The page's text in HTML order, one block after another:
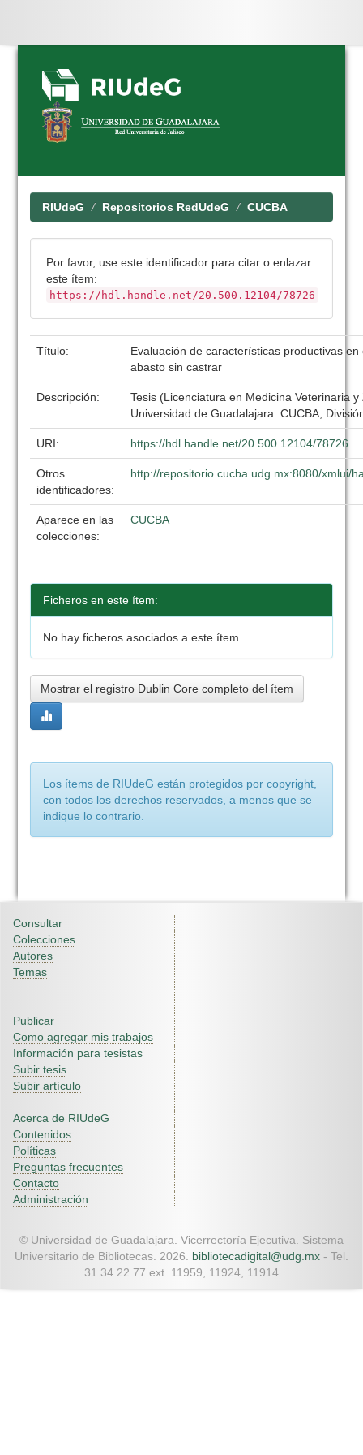
Skip
navigation
RIUdeG Repositorios RedUdeG CUCBA
Por favor, use este identificador para citar o enlazar
este ítem:
https://hdl.handle.net/20.500.12104/78726
Título:
Evaluación de características productivas
abasto sin castrar
Descripción:
Tesis (Licenciatura en Medicina Veterinaria
Universidad de Guadalajara. CUCBA,
URI: https://hdl.handle.net/20.500.12104/78726
Otros
identificadores:
http://repositorio.cucba.udg.mx:8080/xmlui/
Aparece en las
colecciones:
CUCBA
Ficheros en este ítem:
No hay ficheros asociados a este ítem.
Mostrar el registro Dublin Core completo del ítem
Los ítems de RIUdeG están protegidos por copyright,
con todos los derechos reservados, a menos que se
indique lo contrario.
Consultar
Colecciones
Autores
Temas
Publicar
Como agregar mis trabajos
Información para tesistas
Subir tesis
Subir artículo
Acerca de RIUdeG
Contenidos
Políticas
Preguntas frecuentes
Contacto
Administración
© Universidad de Guadalajara. Vicerrectoría Ejecutiva. Sistema
Universitario de Bibliotecas. 2026. bibliotecadigital@udg.mx - Tel.
31 34 22 77 ext. 11959, 11924, 11914